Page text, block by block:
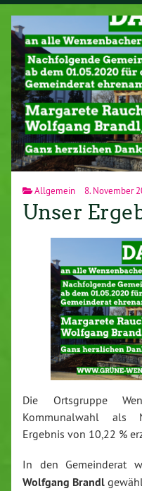
Allgemein 8. November
Unser
Die Ortsgruppe
Kommunalwahl als
Ergebnis von 10,22 %
In den Gemeinderat
Wolfgang Brandl